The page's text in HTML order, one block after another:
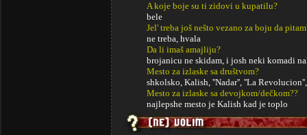
A koje boje su ti zidovi u kupatilu?
bele
Jel' treba još nešto vezano za boju da
ne treba, hvala
Da li imaš amajliju?
brojanicu ne skidam, i josh neki komadi
Mesto za izlaske sa društvom?
shkolsko, Kalish, ''Nadar'', ''La
Mesto za izlaske sa devojkom/dečkom??
najlepshe mesto je Kalish kad je toplo